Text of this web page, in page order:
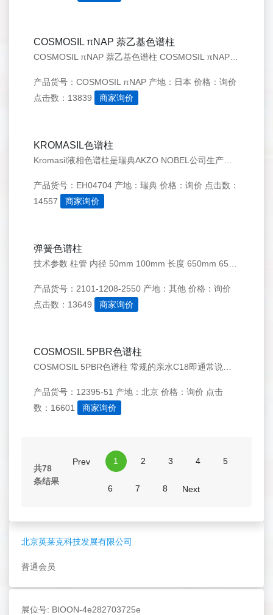
北京英莱克科技发展有限公司
普通会员
展位号: BIOON-4e282703725e
COSMOSIL πNAP 萘乙基色谱柱
产品货号：COSMOSIL πNAP 产地：日本 价格：询价
点击数：13839
商家询价
KROMASIL色谱柱
产品货号：EH04704 产地：瑞典 价格：询价 点击数：
14557
商家询价
弹簧色谱柱
产品货号：2101-1208-2550 产地：其他 价格：询价
点击数：13649
商家询价
COSMOSIL 5PBR色谱柱
产品货号：12395-51 产地：北京 价格：询价 点击
数：16601
商家询价
共78
条结果
Prev 1 2 3 4 5
6 7 8 Next